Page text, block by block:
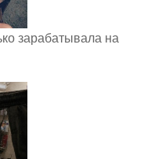
зарабатывала на